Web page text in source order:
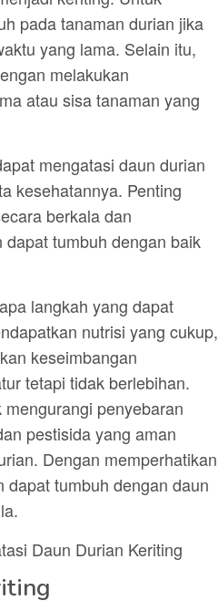
pada tanaman durian jika
yang lama. Selain itu,
melakukan
atau sisa tanaman yang
mengatasi daun durian
kesehatannya. Penting
berkala dan
tumbuh dengan baik
langkah yang dapat
nutrisi yang cukup,
keseimbangan
tetapi tidak berlebihan.
penyebaran
pestisida yang aman
Dengan memperhatikan
dapat tumbuh dengan daun
Daun Durian Keriting